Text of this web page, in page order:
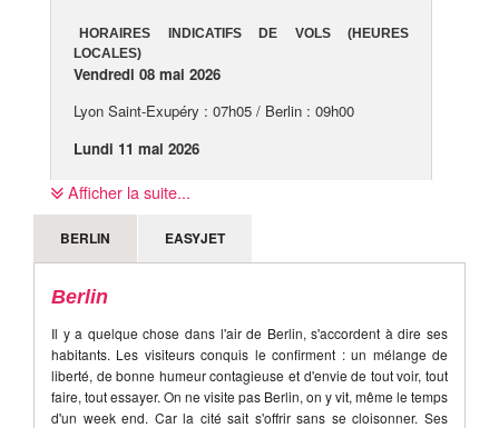
HORAIRES INDICATIFS DE VOLS (HEURES
LOCALES)
Vendredi 08 mai 2026
Lyon Saint-Exupéry : 07h05 / Berlin : 09h00
Lundi 11 mai 2026
Berlin : 10h00 / Lyon Saint-Exupéry : 11h50
Afficher la suite...
BERLIN EASYJET
Berlin
Il y a quelque chose dans l'air de Berlin, s'accordent à dire ses
habitants. Les visiteurs conquis le confirment : un mélange de
liberté, de bonne humeur contagieuse et d'envie de tout voir, tout
faire, tout essayer. On ne visite pas Berlin, on y vit, même le temps
d'un week end. Car la cité sait s'offrir sans se cloisonner. Ses